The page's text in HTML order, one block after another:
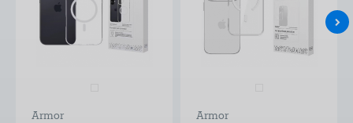
Armor Armor